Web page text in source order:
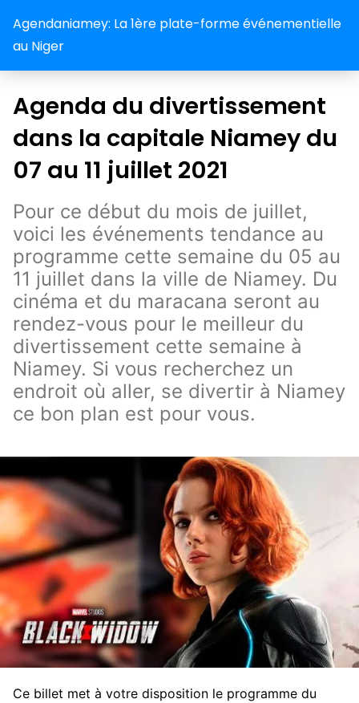
Agendaniamey: La 1ère plate-forme événementielle
au Niger
Agenda du divertissement
dans la capitale Niamey du
07 au 11 juillet 2021
Pour ce début du mois de juillet,
voici les événements tendance au
programme cette semaine du 05 au
11 juillet dans la ville de Niamey. Du
cinéma et du maracana seront au
rendez-vous pour le meilleur du
divertissement cette semaine à
Niamey. Si vous recherchez un
endroit où aller, se divertir à Niamey
ce bon plan est pour vous.
Ce billet met à votre disposition le programme du